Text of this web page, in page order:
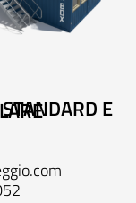
MODULARE